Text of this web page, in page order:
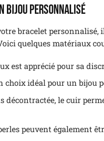
bijou personnalisé
bracelet
quelques matériaux
est apprécié pour sa
choix idéal pour un bijou
décontractée, le cuir
peuvent également